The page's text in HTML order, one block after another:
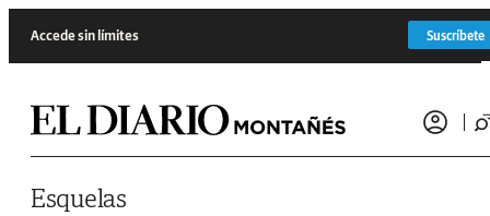
Accede sin límites Suscríbete
Esquelas